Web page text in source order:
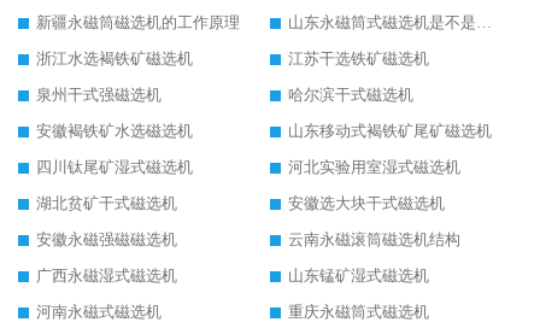
新疆永磁筒磁选机的工作原理
山东永磁筒式磁选机是不是强磁
浙江水选褐铁矿磁选机
江苏干选铁矿磁选机
泉州干式强磁选机
哈尔滨干式磁选机
安徽褐铁矿水选磁选机
山东移动式褐铁矿尾矿磁选机
四川钛尾矿湿式磁选机
河北实验用室湿式磁选机
湖北贫矿干式磁选机
安徽选大块干式磁选机
安徽永磁强磁磁选机
云南永磁滚筒磁选机结构
广西永磁湿式磁选机
山东锰矿湿式磁选机
河南永磁式磁选机
重庆永磁筒式磁选机